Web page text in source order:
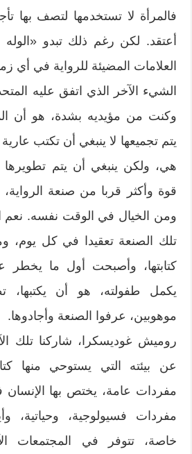
فالمرأة لا تستخدمها لتصف بها
أعتقد. لكن رغم ذلك تبدو
العلامات المضيئة للرواية في أي
الشيء الآخر الذي اتفق عليه
وكنت من مؤيديه بشدة، هو أن
يتم تجميعها لا ينبغي أن تكتب
هي، ولكن ينبغي أن يتم تطويرها
قوة وأكثر قربا من صنعة الرواية،
ومن الخيال في الوقت نفسه. نعم
تلك الصنعة تعقيدا في كل يوم،
كتابتها، وأصبحت أول ما يخطر
يكمل طفولته، هو أن
موهوبين، عرفوا الصنعة وأجادوها.
روميش غوديسكرا، شاركنا تلك
عن بيئته التي يستوحي منها
مفردات عامة، يختص بها
مفردات فسيولوجية، وحياتية،
خاصة، تتوفر في المجتمعات